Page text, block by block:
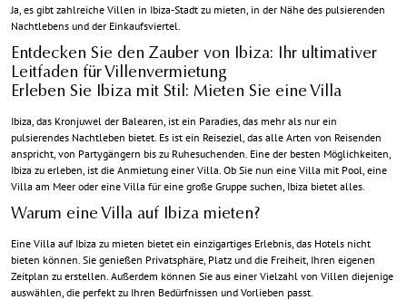
Ja, es gibt zahlreiche Villen in Ibiza-Stadt zu mieten, in der Nähe des pulsierenden
Nachtlebens und der Einkaufsviertel.
Entdecken Sie den Zauber von Ibiza: Ihr ultimativer
Leitfaden für Villenvermietung
Erleben Sie Ibiza mit Stil: Mieten Sie eine Villa
Ibiza, das Kronjuwel der Balearen, ist ein Paradies, das mehr als nur ein
pulsierendes Nachtleben bietet. Es ist ein Reiseziel, das alle Arten von Reisenden
anspricht, von Partygängern bis zu Ruhesuchenden. Eine der besten Möglichkeiten,
Ibiza zu erleben, ist die Anmietung einer Villa. Ob Sie nun eine Villa mit Pool, eine
Villa am Meer oder eine Villa für eine große Gruppe suchen, Ibiza bietet alles.
Warum eine Villa auf Ibiza mieten?
Eine Villa auf Ibiza zu mieten bietet ein einzigartiges Erlebnis, das Hotels nicht
bieten können. Sie genießen Privatsphäre, Platz und die Freiheit, Ihren eigenen
Zeitplan zu erstellen. Außerdem können Sie aus einer Vielzahl von Villen diejenige
auswählen, die perfekt zu Ihren Bedürfnissen und Vorlieben passt.